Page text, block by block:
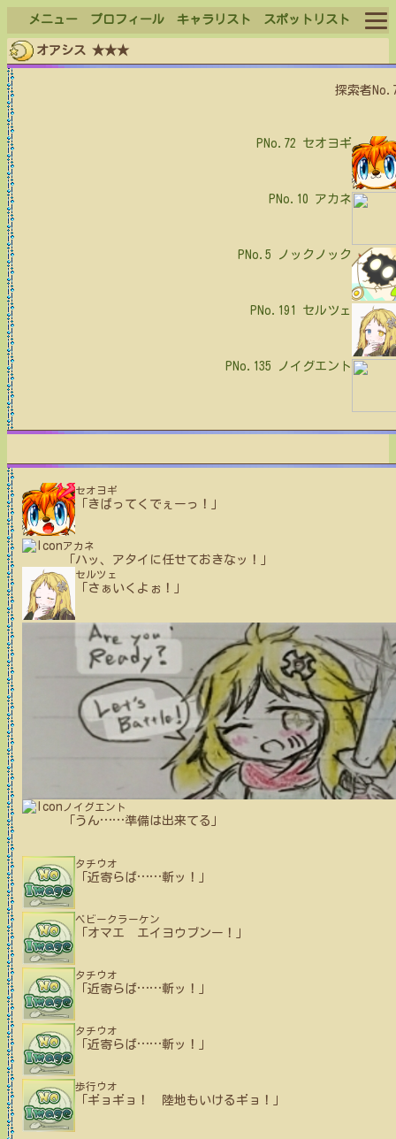
メニュー プロフィール キャラリスト スポットリスト
ログイン
オアシス ★★★
探索者
PNo.72 セオヨギ
PNo.10 アカネ
PNo.5 ノックノック
PNo.191 セルツェ
PNo.135 ノイグエント
セオヨギ
「きばってくでぇーっ！」
アカネ
「ハッ、アタイに任せておきなッ！」
セルツェ
「さぁいくよぉ！」
ノイグエント
「うん……準備は出来てる」
タチウオ
「近寄らば……斬ッ！」
ベビークラーケン
「オマエ エイヨウブンー！」
タチウオ
「近寄らば……斬ッ！」
タチウオ
「近寄らば……斬ッ！」
歩行ウオ
「ギョギョ！ 陸地もいけるギョ！」